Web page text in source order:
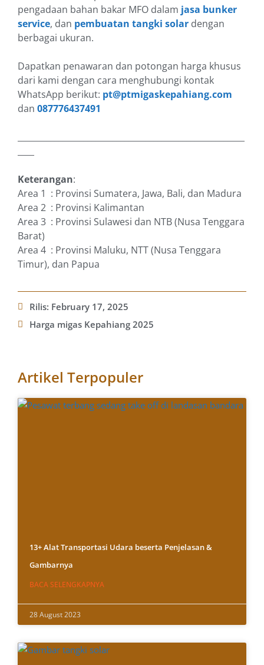
pengadaan bahan bakar MFO dalam jasa bunker
service, dan pembuatan tangki solar dengan
berbagai ukuran.
Dapatkan penawaran dan potongan harga khusus
dari kami dengan cara menghubungi kontak
WhatsApp berikut: pt@ptmigaskepahiang.com
dan 087776437491
Keterangan:
Area 1 : Provinsi Sumatera, Jawa, Bali, dan Madura
Area 2 : Provinsi Kalimantan
Area 3 : Provinsi Sulawesi dan NTB (Nusa Tenggara
Barat)
Area 4 : Provinsi Maluku, NTT (Nusa Tenggara
Timur), dan Papua
Rilis: February 17, 2025
Harga migas Kepahiang 2025
Artikel Terpopuler
13+ Alat Transportasi Udara beserta Penjelasan &
Gambarnya
BACA SELENGKAPNYA
28 August 2023